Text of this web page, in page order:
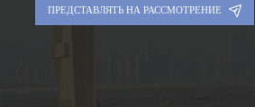
ПРЕДСТАВЛЯТЬ НА РАССМОТРЕНИЕ